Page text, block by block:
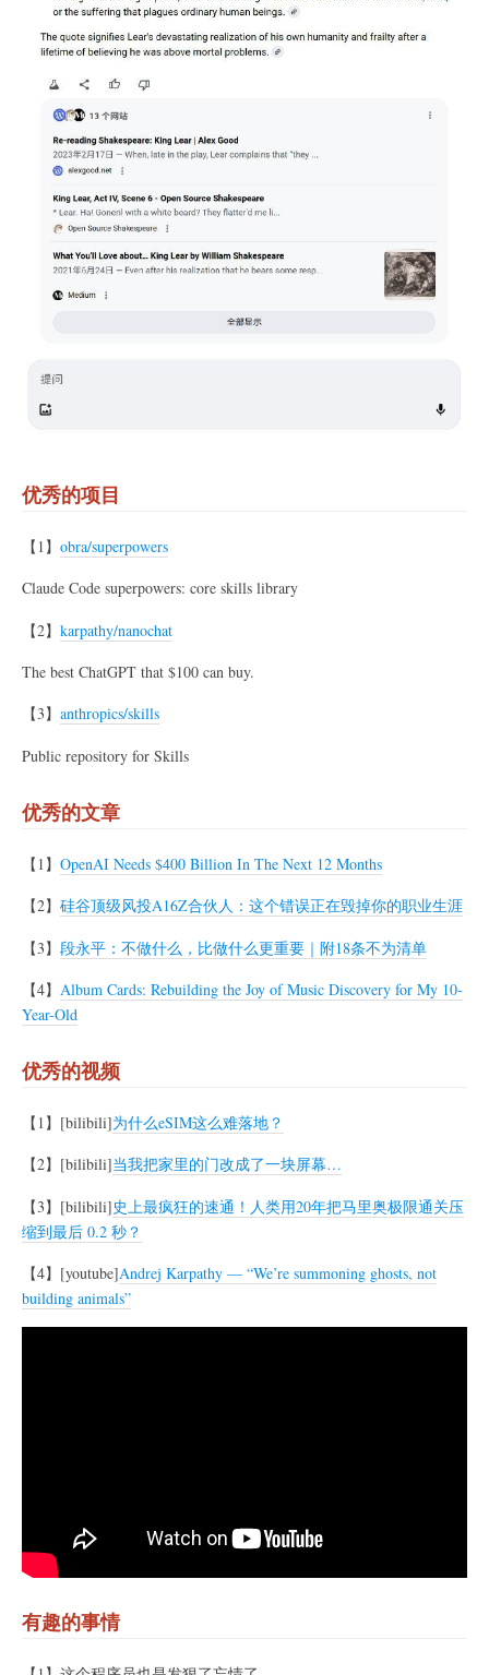
优秀的项目
【1】 obra/superpowers
Claude Code superpowers: core skills library
【2】 karpathy/nanochat
The best ChatGPT that $100 can buy.
【3】 anthropics/skills
Public repository for Skills
优秀的文章
【1】 OpenAI Needs $400 Billion In The Next 12 Months
【2】 硅谷顶级风投A16Z合伙人：这个错误正在毁掉你的职业生涯
【3】 段永平：不做什么，比做什么更重要｜附18条不为清单
【4】 Album Cards: Rebuilding the Joy of Music Discovery for My 10-
Year-Old
优秀的视频
【1】[bilibili]为什么eSIM这么难落地？
【2】[bilibili]当我把家里的门改成了一块屏幕…
【3】[bilibili]史上最疯狂的速通！人类用20年把马里奥极限通关压
缩到最后 0.2 秒？
【4】[youtube]Andrej Karpathy — “We’re summoning ghosts, not
building animals”
有趣的事情